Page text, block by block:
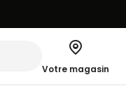
Votre magasin